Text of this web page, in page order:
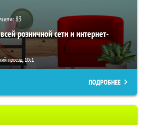
83
розничной сети и интернет-
проезд, 10с1
ПОДРОБНЕЕ